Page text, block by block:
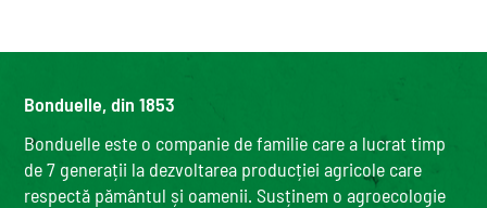
Bonduelle, din 1853
Bonduelle este o companie de familie care a lucrat timp
de 7 generații la dezvoltarea producției agricole care
respectă pământul și oamenii. Susținem o agroecologie